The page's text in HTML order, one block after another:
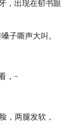
，出现在郁书眼
子嘶声大叫。
，
，两腿发软，